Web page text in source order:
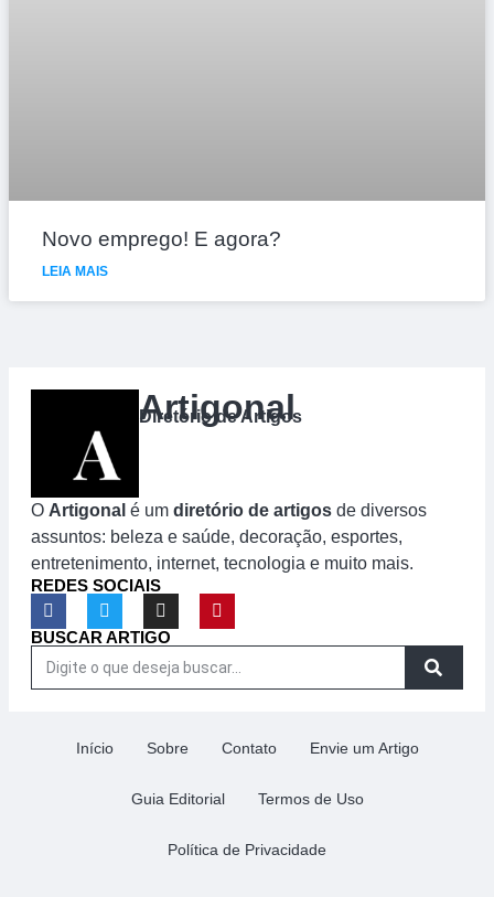
Novo emprego! E agora?
LEIA MAIS
Artigonal
Diretório de Artigos
O Artigonal é um diretório de artigos de diversos
assuntos: beleza e saúde, decoração, esportes,
entretenimento, internet, tecnologia e muito mais.
REDES SOCIAIS
BUSCAR ARTIGO
Início Sobre Contato Envie um Artigo
Guia Editorial Termos de Uso
Política de Privacidade